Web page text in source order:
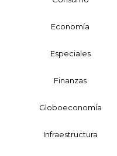
Economía
Especiales
Finanzas
Globoeconomía
Infraestructura